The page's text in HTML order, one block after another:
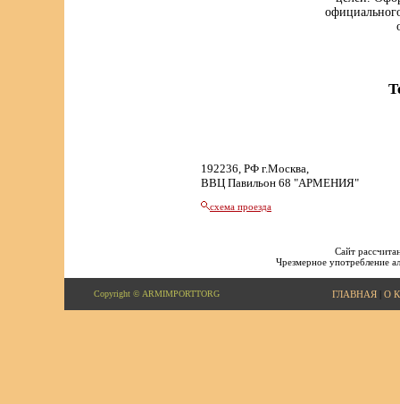
192236, РФ г.Москва,
ВВЦ Павильон 68 "АРМЕНИЯ"
схема проезда
Сайт
Чрезмерное употребление
Copyright © ARMIMPORTTORG ГЛАВНАЯ| О